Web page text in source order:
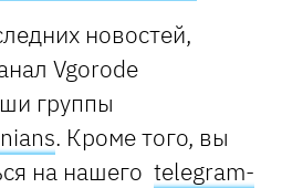
новостей,
Vgorode
группы
. Кроме того, вы
на нашего telegram-